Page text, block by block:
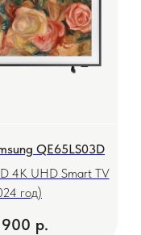
QE65LS03D
4K UHD Smart TV
год)
р.